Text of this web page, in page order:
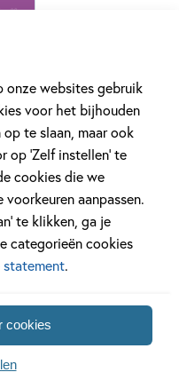
onze websites gebruik
voor het bijhouden
te slaan, maar ook
‘Zelf instellen’ te
cookies die we
aanpassen.
te klikken, ga je
categorieën cookies
.
cookies